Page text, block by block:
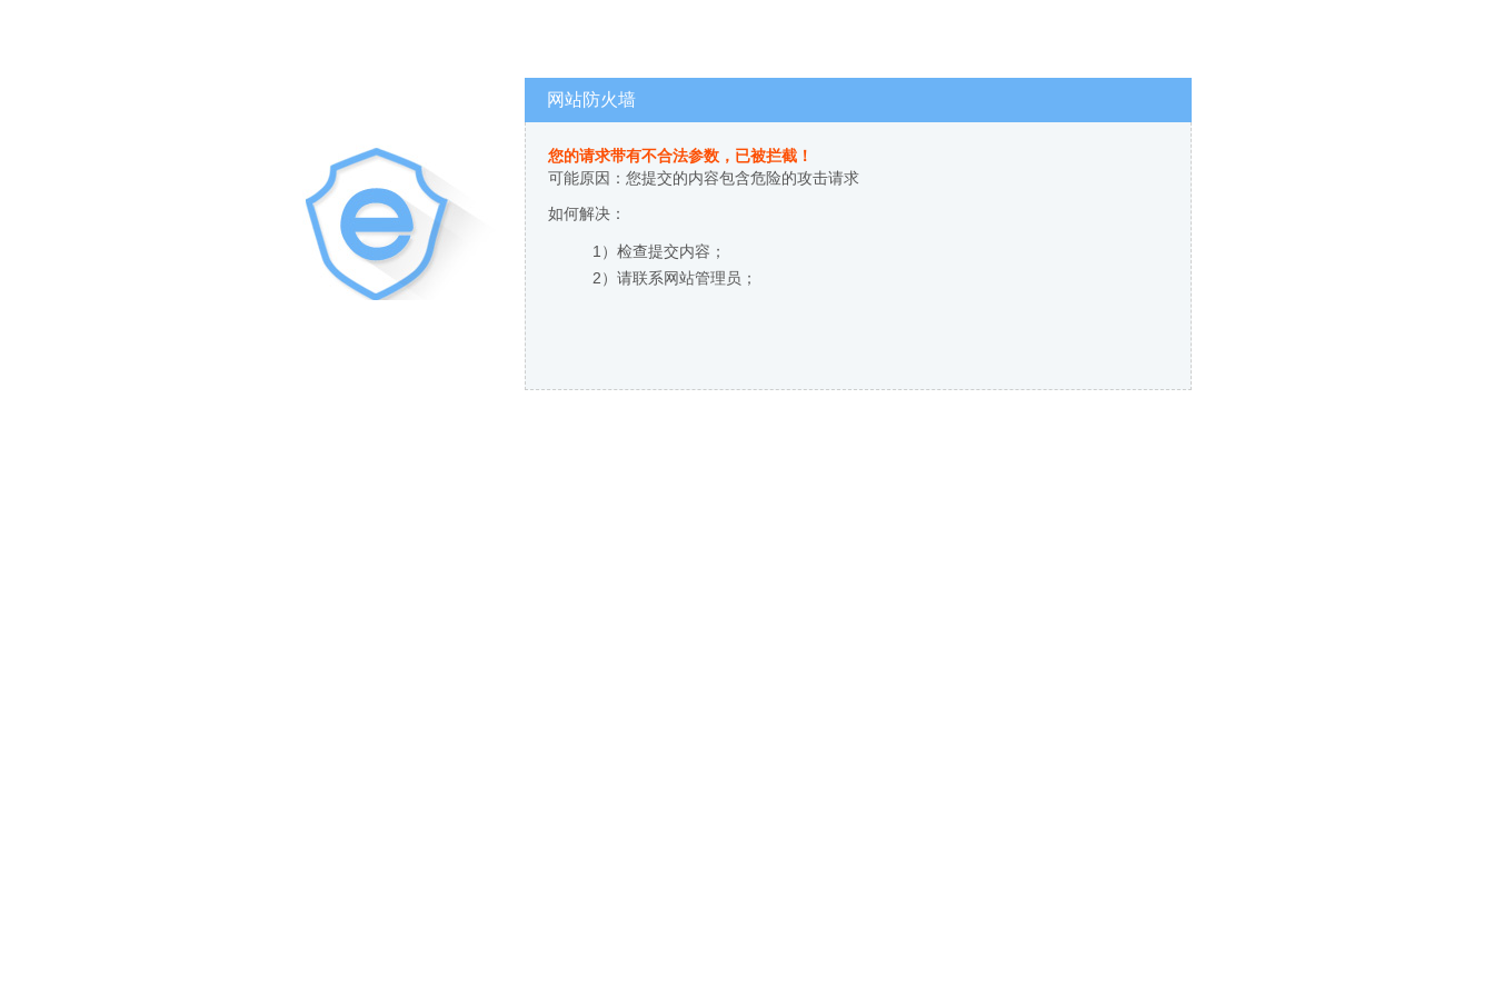
网站防火墙
您的请求带有不合法参数，已被拦截！
可能原因：您提交的内容包含危险的攻击请求
如何解决：
1）检查提交内容；
2）请联系网站管理员；